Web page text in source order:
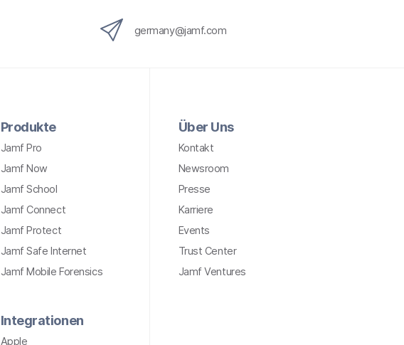
germany@jamf.com
Produkte
Jamf Pro
Jamf Now
Jamf School
Jamf Connect
Jamf Protect
Jamf Safe Internet
Jamf Mobile Forensics
Integrationen
Apple
Über Uns
Kontakt
Newsroom
Presse
Karriere
Events
Trust Center
Jamf Ventures